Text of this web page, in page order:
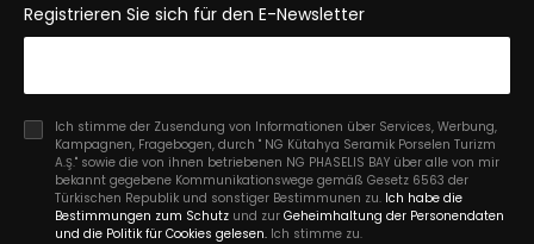
Registrieren Sie sich für den E-Newsletter
Ich stimme der Zusendung von Informationen über Services, Werbung,
Kampagnen, Fragebogen, durch " NG Kütahya Seramik Porselen Turizm
A.Ş." sowie die von ihnen betriebenen NG PHASELIS BAY über alle von mir
bekannt gegebene Kommunikationswege gemäß Gesetz 6563 der
Türkischen Republik und sonstiger Bestimmunen zu. Ich habe die
Bestimmungen zum Schutz und zur Geheimhaltung der Personendaten
und die Politik für Cookies gelesen. Ich stimme zu.